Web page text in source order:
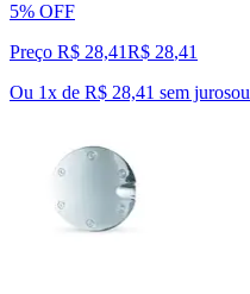
5% OFF
Preço R$ 28,41R$ 28,41
Ou 1x de R$ 28,41 sem jurosou